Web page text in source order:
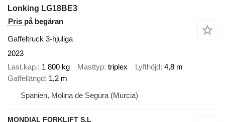
Lonking LG18BE3
Pris på begäran
Gaffeltruck 3-hjuliga
2023
Last.kap. 1 800 kg Masttyp triplex Lyfthöjd 4,8 m
Gaffellängd 1,2 m
Spanien, Molina de Segura (Murcia)
MONDIAL FORKLIFT S.L